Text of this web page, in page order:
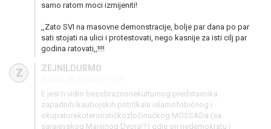
samo ratom moci izmijeniti!
,,Zato SVI na masovne demonstracije, bolje par dana po par
sati stojati na ulici i protestovati, nego kasnije za isti cilj par
godina ratovati,,!!!!
Z ZEJNILDURMO
E jesi ti vidio bezobraznonekulturnog predstavnika
zapadnih/kaubojskih potrčkala islamofobičnog i
okupatorskoterorističkozločinačkog MOSSADa (sa
sarajevskog Marijinog Dvora!?) gdje on nedemokratu i